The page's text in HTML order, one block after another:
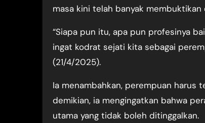
masa kini telah banyak
“Siapa pun itu, apa pun profesinya
ingat kodrat sejati kita sebagai
(21/4/2025).
Ia menambahkan, perempuan harus
demikian, ia mengingatkan bahwa
utama yang tidak boleh ditinggalkan.